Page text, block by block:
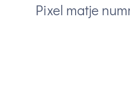
Pixel matje